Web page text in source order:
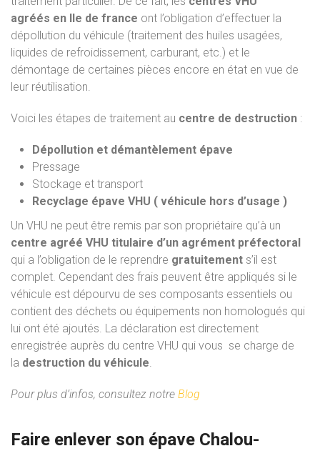
agréés en Ile de france ont l’obligation d’effectuer la
dépollution du véhicule (traitement des huiles usagées,
liquides de refroidissement, carburant, etc.) et le
démontage de certaines pièces encore en état en vue de
leur réutilisation.
Voici les étapes de traitement au centre de destruction :
Dépollution et démantèlement épave
Pressage
Stockage et transport
Recyclage épave VHU ( véhicule hors d’usage )
Un VHU ne peut être remis par son propriétaire qu’à un
centre agréé VHU titulaire d’un agrément préfectoral
qui a l’obligation de le reprendre gratuitement s’il est
complet. Cependant des frais peuvent être appliqués si le
véhicule est dépourvu de ses composants essentiels ou
contient des déchets ou équipements non homologués qui
lui ont été ajoutés. La déclaration est directement
enregistrée auprès du centre VHU qui vous se charge de
la destruction du véhicule.
Pour plus d’infos, consultez notre Blog
Faire enlever son épave Chalou-